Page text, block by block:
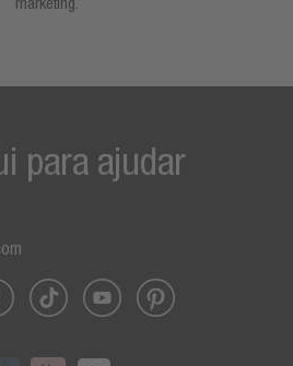
para ajudar